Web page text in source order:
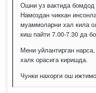
Ошни уз вактида
Намоздан чиккан
муаммоларни хал кила
киш пайти 7.00-7.30 да
Мени уйлантирган
халк орасига киришда.
Чунки нахорги ош